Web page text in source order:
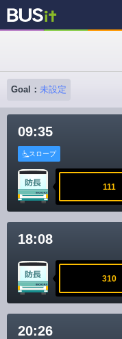
Goal： 未設定
09:35
スロープ
111
18:08
310
20:26